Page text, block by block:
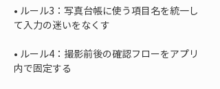
• ルール3：写真台帳に使う項目名を統一し
• ルール4：撮影前後の確認フローをアプリ